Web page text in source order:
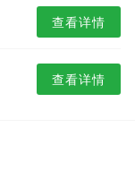
查看详情
查看详情